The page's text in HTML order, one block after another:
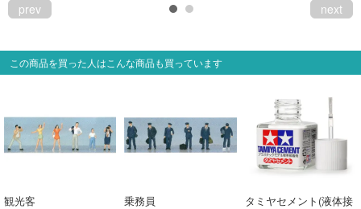
© 2026 Mid Japan, Inc.
prev next
この商品を買った人はこんな商品も買っています
観光客 乗務員
タミヤセメント(液体接